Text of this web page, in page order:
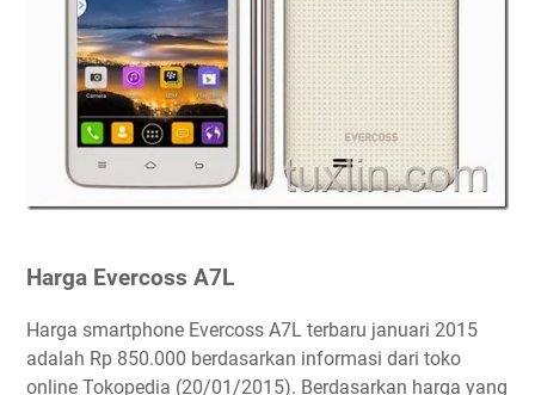
Harga Evercoss A7L
Harga smartphone Evercoss A7L terbaru januari 2015
adalah Rp 850.000 berdasarkan informasi dari toko
online Tokopedia (20/01/2015). Berdasarkan harga yang